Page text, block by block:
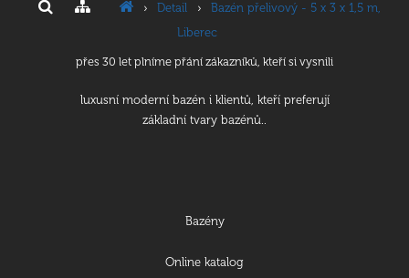
› Detail ›
Bazén přelivový - 5 x 3 x 1,5 m,
Liberec
přes 30 let plníme přání zákazníků, kteří si vysnili
luxusní moderní bazén i klientů, kteří preferují
základní tvary bazénů..
Bazény
Online katalog